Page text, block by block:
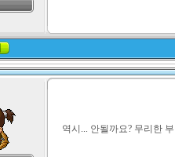
역시... 안될까요? 무리한